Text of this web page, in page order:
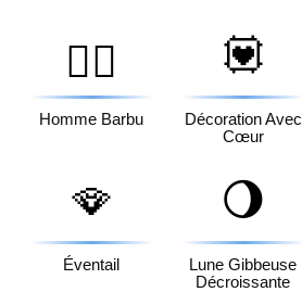
🧔‍♂️
Homme Barbu
💟
Décoration Avec
Cœur
🪭
Éventail
🌖
Lune Gibbeuse
Décroissante